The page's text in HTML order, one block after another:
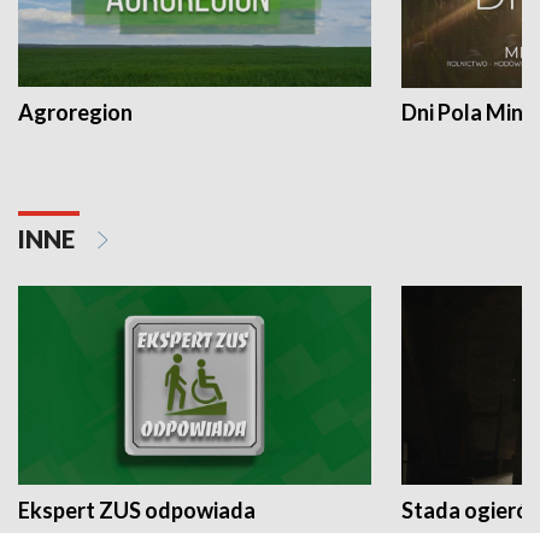
Agroregion Dni Pola
INNE
Ekspert ZUS odpowiada Stada